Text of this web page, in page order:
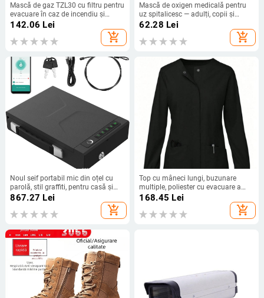
Mască de gaz TZL30 cu filtru pentru
evacuare în caz de incendiu și
respirator pentru auto-salvare,
142.06 Lei
add_shopping_cart
Mască de oxigen medicală pentru
uz spitalicesc — adulți, copii și
sugari
62.28 Lei
add_shopping_cart
Noul seif portabil mic din oțel cu
parolă, stil graffiti, pentru casă și
mașină, cu încuietoare prin
867.27 Lei
add_shopping_cart
Top cu mâneci lungi, buzunare
multiple, poliester cu evacuare a
umezelii, îmbrăcăminte medicală
168.45 Lei
add_shopping_cart